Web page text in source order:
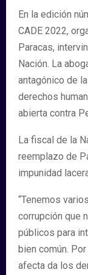
En la edición
CADE 2022,
Paracas,
Nación. La
antagónico de
derechos
abierta contra
La fiscal de la
reemplazo de
impunidad
“Tenemos
corrupción que
públicos para
bien común.
afecta da los